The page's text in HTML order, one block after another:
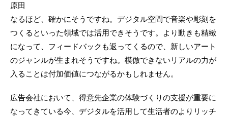
原田
なるほど、確かにそうですね。デジタル空間で音楽や彫刻を
つくるといった領域では活用できそうです。より動きも精緻
になって、フィードバックも返ってくるので、新しいアート
のジャンルが生まれそうですね。模倣できないリアルの力が
入ることは付加価値につながるかもしれません。
広告会社において、得意先企業の体験づくりの支援が重要に
なってきている今、デジタルを活用して生活者のよりリッチ